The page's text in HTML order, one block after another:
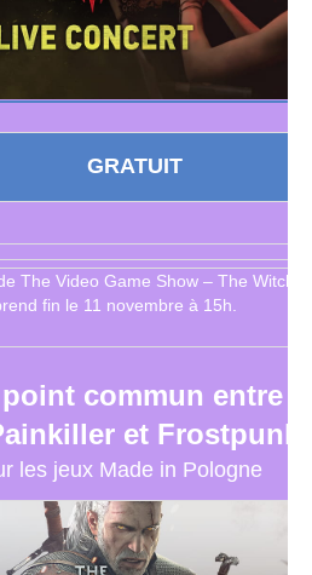
GRATUIT
The Video Game Show – The
fin le 11 novembre à 15h.
commun entre
et Frostpunk
les jeux Made in Pologne